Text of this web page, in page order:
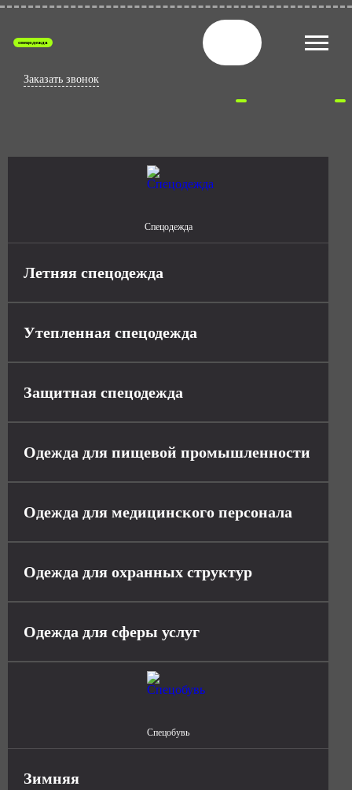
спецодежда
Заказать звонок
Спецодежда
Летняя спецодежда
Утепленная спецодежда
Защитная спецодежда
Одежда для пищевой промышленности
Одежда для медицинского персонала
Одежда для охранных структур
Одежда для сферы услуг
Спецобувь
Зимняя